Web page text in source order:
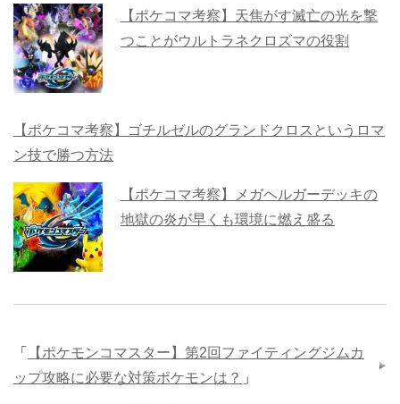
【ポケコマ考察】天焦がす滅亡の光を撃
つことがウルトラネクロズマの役割
【ポケコマ考察】ゴチルゼルのグランドクロスというロマ
ン技で勝つ方法
【ポケコマ考察】メガヘルガーデッキの
地獄の炎が早くも環境に燃え盛る
「
【ポケモンコマスター】第2回ファイティングジムカ
ップ攻略に必要な対策ポケモンは？ 」